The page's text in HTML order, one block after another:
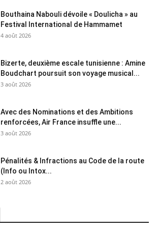
Bouthaina Nabouli dévoile « Doulicha » au
Festival International de Hammamet
4 août 2026
Bizerte, deuxième escale tunisienne : Amine
Boudchart poursuit son voyage musical...
3 août 2026
Avec des Nominations et des Ambitions
renforcées, Air France insuffle une...
3 août 2026
Pénalités & Infractions au Code de la route
(Info ou Intox...
2 août 2026